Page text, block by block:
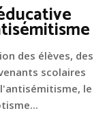
des élèves, des
scolaires
le